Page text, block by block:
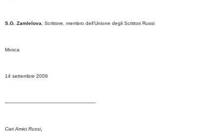
S.G. Zamlelova , Scrittore, membro dell’Unione degli Scrittori Russi
Mosca
14 settembre 2009
——————————————————–
Cari Amici Russi,